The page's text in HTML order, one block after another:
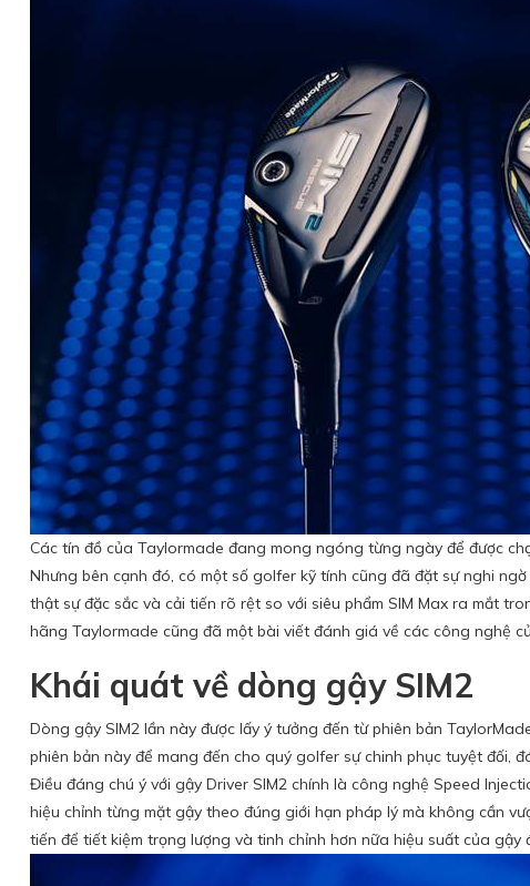
Các tín đồ của Taylormade đang mong ngóng từng ngày để được
Nhưng bên cạnh đó, có một số golfer kỹ tính cũng đã đặt sự nghi
thật sự đặc sắc và cải tiến rõ rệt so với siêu phẩm SIM Max ra mắt
hãng Taylormade cũng đã một bài viết đánh giá về các công nghệ
Khái quát về dòng gậy SIM2
Dòng gậy SIM2 lần này được lấy ý tưởng đến từ phiên bản
phiên bản này để mang đến cho quý golfer sự chinh phục tuyệt đối,
Điều đáng chú ý với gậy Driver SIM2 chính là công nghệ Speed
hiệu chỉnh từng mặt gậy theo đúng giới hạn pháp lý mà không cần
tiến để tiết kiệm trọng lượng và tinh chỉnh hơn nữa hiệu suất của gậy